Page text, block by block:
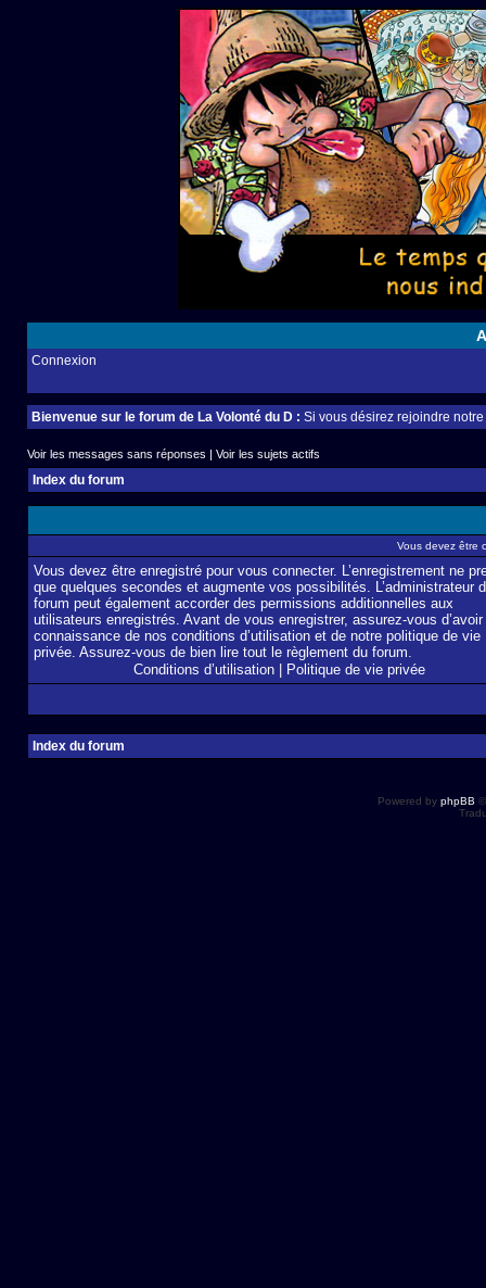
Connexion
Bienvenue sur le forum de La Volonté du D : Si vous désirez rejoindre
Voir les messages sans réponses | Voir les sujets actifs
Index du forum
Vous devez être
Vous devez être enregistré pour vous connecter. L’enregistrement ne
que quelques secondes et augmente vos possibilités. L’administrateur
forum peut également accorder des permissions additionnelles aux
utilisateurs enregistrés. Avant de vous enregistrer, assurez-vous
connaissance de nos conditions d’utilisation et de notre politique de vie
privée. Assurez-vous de bien lire tout le règlement du forum.
Conditions d’utilisation
Politique de vie privée
Index du forum
Powered by phpBB